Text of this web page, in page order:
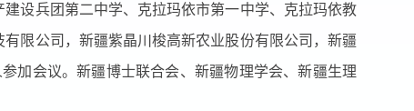
设兵团第二中学、克拉玛依市第一中学、克拉玛依教
限公司，新疆紫晶川梭高新农业股份有限公司，新疆
加会议。新疆博士联合会、新疆物理学会、新疆生理